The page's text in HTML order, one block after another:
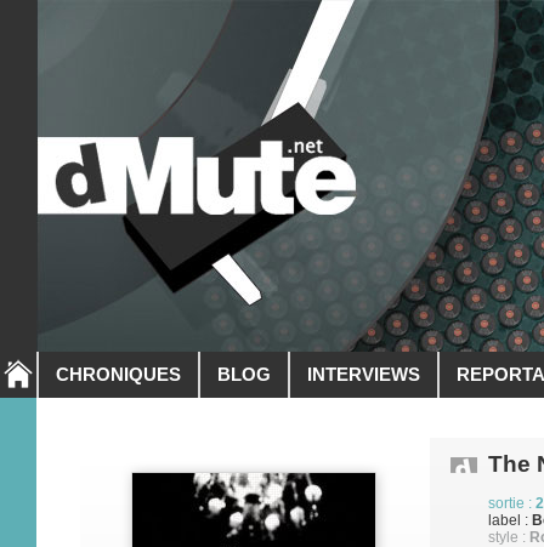
CHRONIQUES BLOG INTERVIEWS
The
sortie :
label :
style :